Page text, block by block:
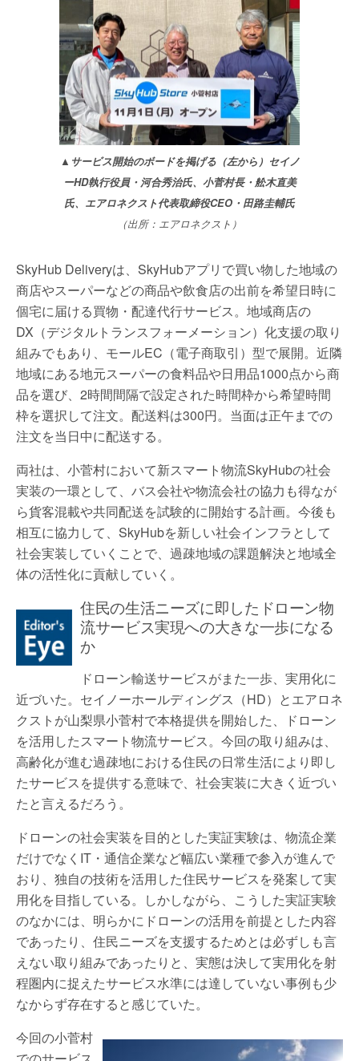
▲サービス開始のボードを掲げる（左から）セイノ
ーHD執行役員・河合秀治氏、小菅村長・舩木直美
氏、エアロネクスト代表取締役CEO・田路圭輔氏
（出所：エアロネクスト）
SkyHub Deliveryは、SkyHubアプリで買い物した地域の
商店やスーパーなどの商品や飲食店の出前を希望日時に
個宅に届ける買物・配達代行サービス。地域商店の
DX（デジタルトランスフォーメーション）化支援の取り
組みでもあり、モールEC（電子商取引）型で展開。近隣
地域にある地元スーパーの食料品や日用品1000点から商
品を選び、2時間間隔で設定された時間枠から希望時間
枠を選択して注文。配送料は300円。当面は正午までの
注文を当日中に配送する。
両社は、小菅村において新スマート物流SkyHubの社会
実装の一環として、バス会社や物流会社の協力も得なが
ら貨客混載や共同配送を試験的に開始する計画。今後も
相互に協力して、SkyHubを新しい社会インフラとして
社会実装していくことで、過疎地域の課題解決と地域全
体の活性化に貢献していく。
住民の生活ニーズに即したドローン物
流サービス実現への大きな一歩になる
か
ドローン輸送サービスがまた一歩、実用化に
近づいた。セイノーホールディングス（HD）とエアロネ
クストが山梨県小菅村で本格提供を開始した、ドローン
を活用したスマート物流サービス。今回の取り組みは、
高齢化が進む過疎地における住民の日常生活により即し
たサービスを提供する意味で、社会実装に大きく近づい
たと言えるだろう。
ドローンの社会実装を目的とした実証実験は、物流企業
だけでなくIT・通信企業など幅広い業種で参入が進んで
おり、独自の技術を活用した住民サービスを発案して実
用化を目指している。しかしながら、こうした実証実験
のなかには、明らかにドローンの活用を前提とした内容
であったり、住民ニーズを支援するためとは必ずしも言
えない取り組みであったりと、実態は決して実用化を射
程圏内に捉えたサービス水準には達していない事例も少
なからず存在すると感じていた。
今回の小菅村